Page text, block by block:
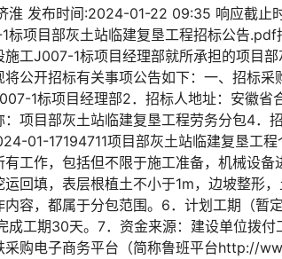
淮 发布时间:2024-01-22 09:35 响应截
标项目部灰土站临建复垦工程招标公告
施工J007-1标项目经理部就所承担的项目
公开招标有关事项公告如下：一、招标
1标项目经理部2．招标人地址：安徽
：项目部灰土站临建复垦工程劳务分包4．
01-17194711项目部灰土站临建复垦工
有工作，包括但不限于施工准备，机械设
回填，表层根植土不小于1m，边坡整形
内容，都属于分包范围。6．计划工期（
成工期30天。7．资金来源：建设单位拨
采购电子商务平台（简称鲁班平台http://